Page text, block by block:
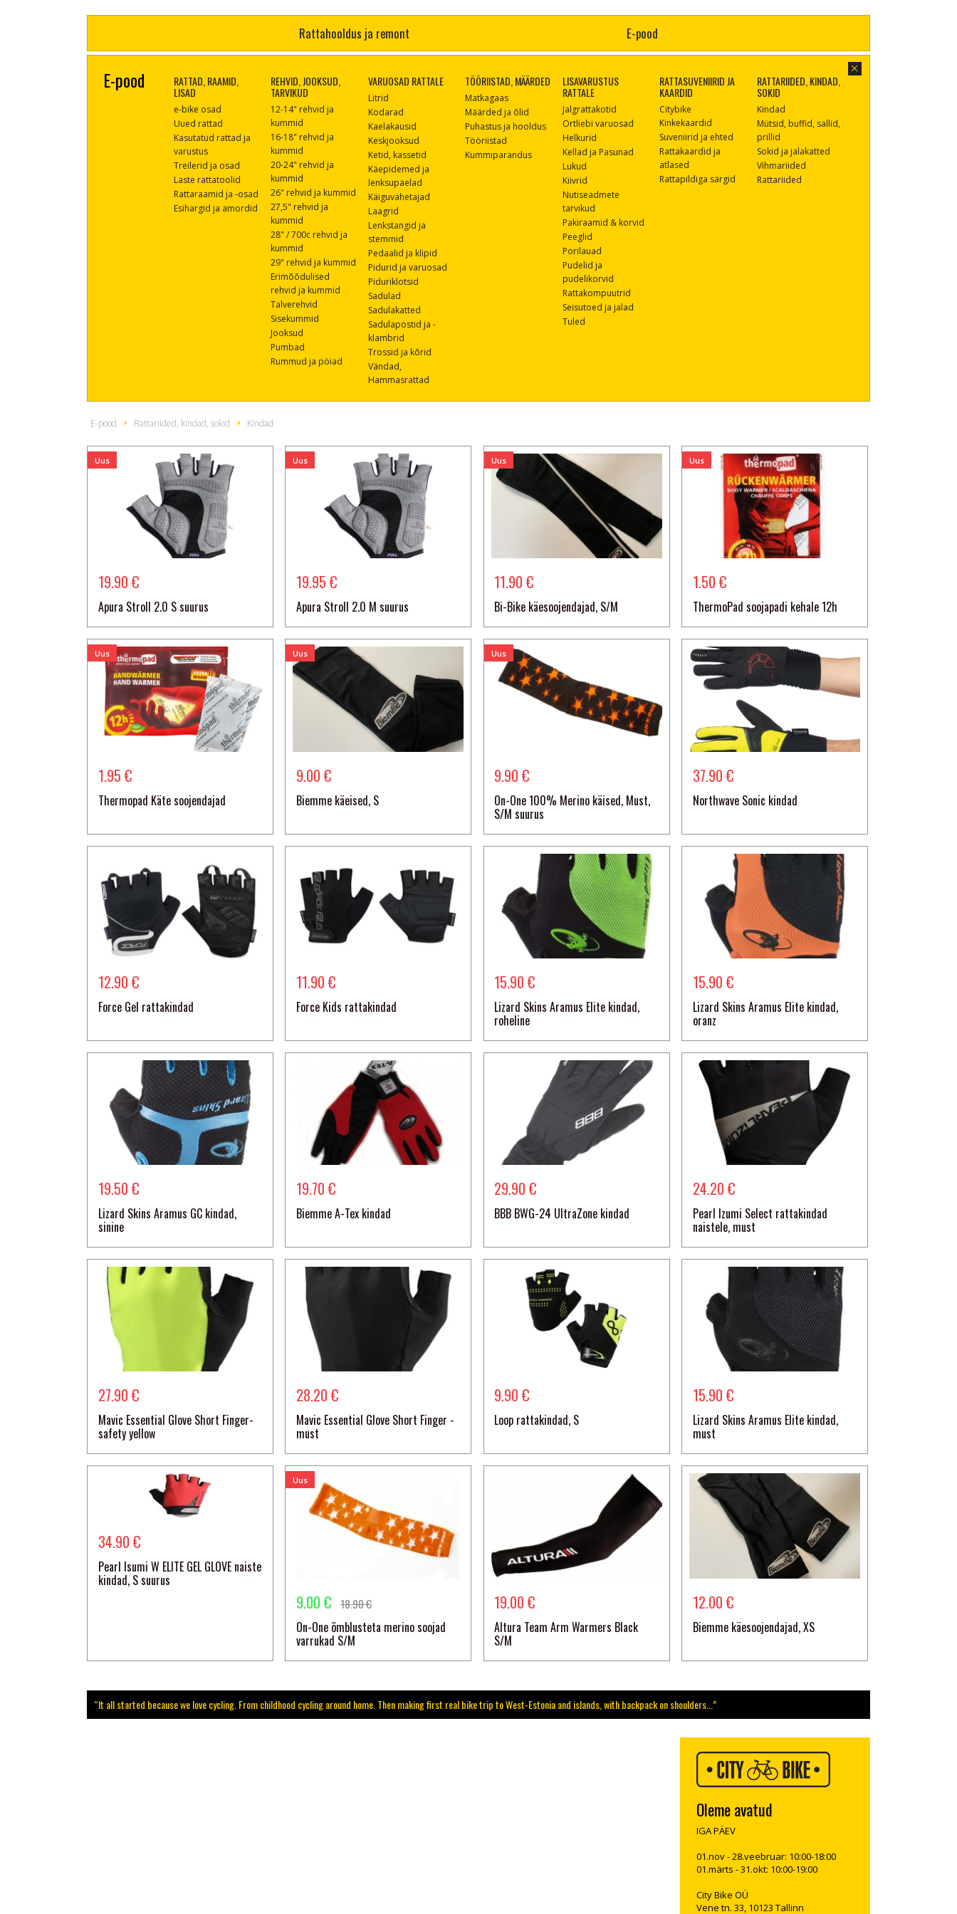
Rattahooldus ja remont E-pood
E-pood RATTAD, RAAMID,
LISAD
e-bike osad
Uued rattad
Kasutatud rattad ja
varustus
Treilerid ja osad
Laste rattatoolid
Rattaraamid ja -osad
Esihargid ja amordid
REHVID, JOOKSUD,
TARVIKUD
12-14" rehvid ja
kummid
16-18" rehvid ja
kummid
20-24" rehvid ja
kummid
26" rehvid ja kummid
27,5" rehvid ja
kummid
28" / 700c rehvid ja
kummid
29" rehvid ja kummid
Erimõõdulised
rehvid ja kummid
Talverehvid
Sisekummid
Jooksud
Pumbad
Rummud ja pöiad
VARUOSAD RATTALE
Litrid
Kodarad
Kaelakausid
Keskjooksud
Ketid, kassetid
Käepidemed ja
lenksupaelad
Käiguvahetajad
Laagrid
Lenkstangid ja
stemmid
Pedaalid ja klipid
Pidurid ja varuosad
Piduriklotsid
Sadulad
Sadulakatted
Sadulapostid ja -
klambrid
Trossid ja kõrid
Vändad,
Hammasrattad
TÖÖRIISTAD, MÄÄRDED
Matkagaas
Määrded ja õlid
Puhastus ja hooldus
Tööriistad
Kummiparandus
LISAVARUSTUS
RATTALE
Jalgrattakotid
Ortliebi varuosad
Helkurid
Kellad ja Pasunad
Lukud
Kiivrid
Nutiseadmete
tarvikud
Pakiraamid & korvid
Peeglid
Porilauad
Pudelid ja
pudelikorvid
Rattakompuutrid
Seisutoed ja jalad
Tuled
RATTASUVENIIRID JA
KAARDID
Citybike
Kinkekaardid
Suveniirid ja ehted
Rattakaardid ja
atlased
Rattapildiga särgid
RATTARIIDED, KINDAD,
SOKID
Kindad
Mütsid, buffid, sallid,
prillid
Sokid ja jalakatted
Vihmariided
Rattariided
E-pood Rattariided, kindad, sokid Kindad
Uus
19.90 €
Apura Stroll 2.0 S suurus
Uus
19.95 €
Apura Stroll 2.0 M suurus
Uus
11.90 €
Bi-Bike käesoojendajad, S/M
Uus
1.50 €
ThermoPad soojapadi kehale 12h
Uus
1.95 €
Thermopad Käte soojendajad
Uus
9.00 €
Biemme käeised, S
Uus
9.90 €
On-One 100% Merino käised, Must,
S/M suurus
37.90 €
Northwave Sonic kindad
12.90 €
Force Gel rattakindad
11.90 €
Force Kids rattakindad
15.90 €
Lizard Skins Aramus Elite kindad,
roheline
15.90 €
Lizard Skins Aramus Elite kindad,
oranz
19.50 €
Lizard Skins Aramus GC kindad,
sinine
19.70 €
Biemme A-Tex kindad
29.90 €
BBB BWG-24 UltraZone kindad
24.20 €
Pearl Izumi Select rattakindad
naistele, must
27.90 €
Mavic Essential Glove Short Finger-
safety yellow
28.20 €
Mavic Essential Glove Short Finger -
must
9.90 €
Loop rattakindad, S
15.90 €
Lizard Skins Aramus Elite kindad,
must
34.90 €
Pearl Isumi W ELITE GEL GLOVE naiste
kindad, S suurus
Uus
9.00 € 18.90 €
On-One õmblusteta merino soojad
varrukad S/M
19.00 €
Altura Team Arm Warmers Black
S/M
12.00 €
Biemme käesoojendajad, XS
“It all started because we love cycling. From childhood cycling around home. Then making first real bike trip to West-Estonia and islands, with backpack on shoulders...”
Oleme avatud
IGA PÄEV
01.nov - 28.veebruar: 10:00-18:00
01.märts - 31.okt: 10:00-19:00
City Bike OÜ
Vene tn. 33, 10123 Tallinn